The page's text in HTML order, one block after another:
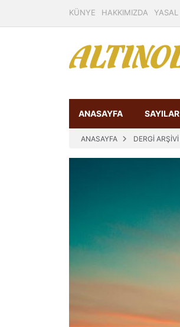
KÜNYE HAKKIMIZDA YASAL
ANASAYFA SAYILAR
ANASAYFA DERGİ ARŞİVİ